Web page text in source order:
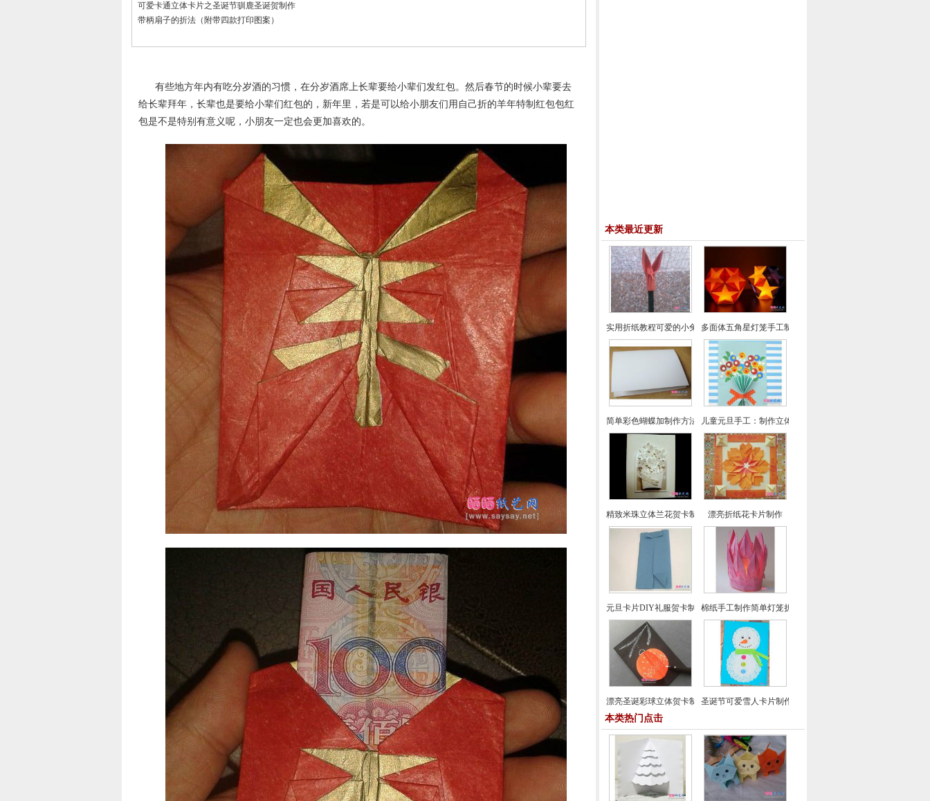
可爱卡通立体卡片之圣诞节驯鹿圣诞贺制作
带柄扇子的折法（附带四款打印图案）
有些地方年内有吃分岁酒的习惯，在分岁酒席上长辈要给小辈们发红包。然后春节的时候小辈要去
给长辈拜年，长辈也是要给小辈们红包的，新年里，若是可以给小朋友们用自己折的羊年特制红包包红
包是不是特别有意义呢，小朋友一定也会更加喜欢的。
本类最近更新
实用折纸教程可爱的小兔子笔帽制作方法多面体五角星灯笼手工制作图文教程
简单彩色蝴蝶加制作方法 儿童元旦手工：制作立体花贺卡
精致米珠立体兰花贺卡制作 漂亮折纸花卡片制作
元旦卡片DIY礼服贺卡制作棉纸手工制作简单灯笼折纸方法
漂亮圣诞彩球立体贺卡制作教程圣诞节可爱雪人卡片制作教程
本类热门点击